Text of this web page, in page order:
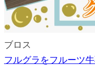
ブロス
フルグラをフルーツ